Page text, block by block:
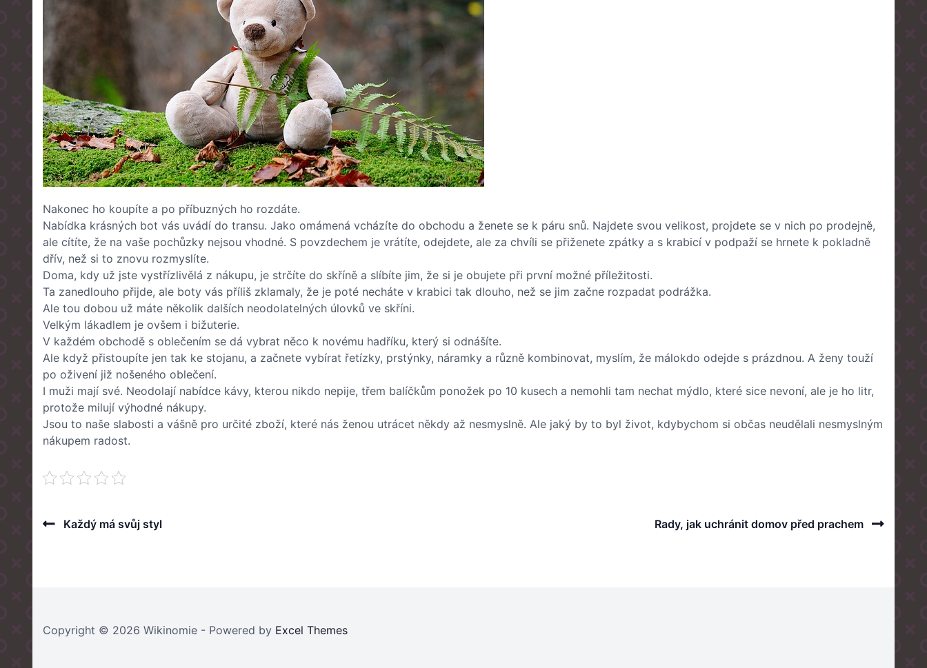
Nakonec ho koupíte a po příbuzných ho rozdáte.
Nabídka krásných bot vás uvádí do transu. Jako omámená vcházíte do obchodu a ženete se k páru snů. Najdete svou velikost, projdete se v nich po prodejně,
ale cítíte, že na vaše pochůzky nejsou vhodné. S povzdechem je vrátíte, odejdete, ale za chvíli se přiženete zpátky a s krabicí v podpaží se hrnete k pokladně
dřív, než si to znovu rozmyslíte.
Doma, kdy už jste vystřízlivělá z nákupu, je strčíte do skříně a slíbíte jim, že si je obujete při první možné příležitosti.
Ta zanedlouho přijde, ale boty vás příliš zklamaly, že je poté necháte v krabici tak dlouho, než se jim začne rozpadat podrážka.
Ale tou dobou už máte několik dalších neodolatelných úlovků ve skříni.
Velkým lákadlem je ovšem i bižuterie.
V každém obchodě s oblečením se dá vybrat něco k novému hadříku, který si odnášíte.
Ale když přistoupíte jen tak ke stojanu, a začnete vybírat řetízky, prstýnky, náramky a různě kombinovat, myslím, že málokdo odejde s prázdnou. A ženy touží
po oživení již nošeného oblečení.
I muži mají své. Neodolají nabídce kávy, kterou nikdo nepije, třem balíčkům ponožek po 10 kusech a nemohli tam nechat mýdlo, které sice nevoní, ale je ho litr,
protože milují výhodné nákupy.
Jsou to naše slabosti a vášně pro určité zboží, které nás ženou utrácet někdy až nesmyslně. Ale jaký by to byl život, kdybychom si občas neudělali nesmyslným
nákupem radost.
Post
PreviousKaždý má svůj styl
Next
Rady, jak uchránit domov před prachem
Copyright © 2026 Wikinomie - Powered by Excel Themes